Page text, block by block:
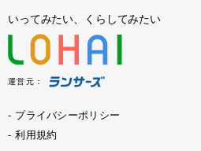
いってみたい、くらしてみたい
運営元：
プライバシーポリシー
利用規約